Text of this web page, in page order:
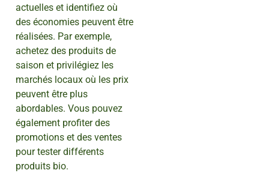
actuelles et identifiez où
des économies peuvent être
réalisées. Par exemple,
achetez des produits de
saison et privilégiez les
marchés locaux où les prix
peuvent être plus
abordables. Vous pouvez
également profiter des
promotions et des ventes
pour tester différents
produits bio.